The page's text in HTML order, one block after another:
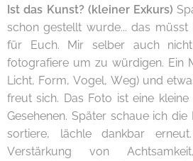
Ist das Kunst? (kleiner Exkurs)
schon gestellt wurde... das müsst
für Euch. Mir selber auch
fotografiere um zu würdigen. Ein
Licht, Form, Vogel, Weg) und
freut sich. Das Foto ist eine
Gesehenen. Später schaue ich
sortiere, lächle dankbar
Verstärkung von